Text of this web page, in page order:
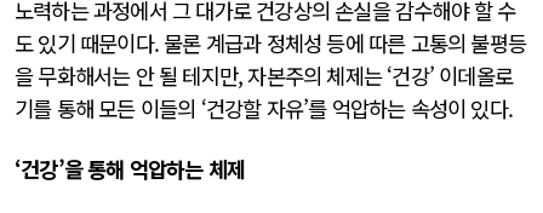
노력하는 과정에서 그 대가로 건강상의 손실을 감수해야 할 수
도 있기 때문이다. 물론 계급과 정체성 등에 따른 고통의 불평등
을 무화해서는 안 될 테지만, 자본주의 체제는 ‘건강’ 이데올로
기를 통해 모든 이들의 ‘건강할 자유’를 억압하는 속성이 있다.
‘건강’을 통해 억압하는 체제